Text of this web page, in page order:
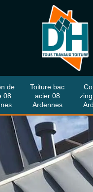
de
08
Toiture bac
acier 08
Ardennes